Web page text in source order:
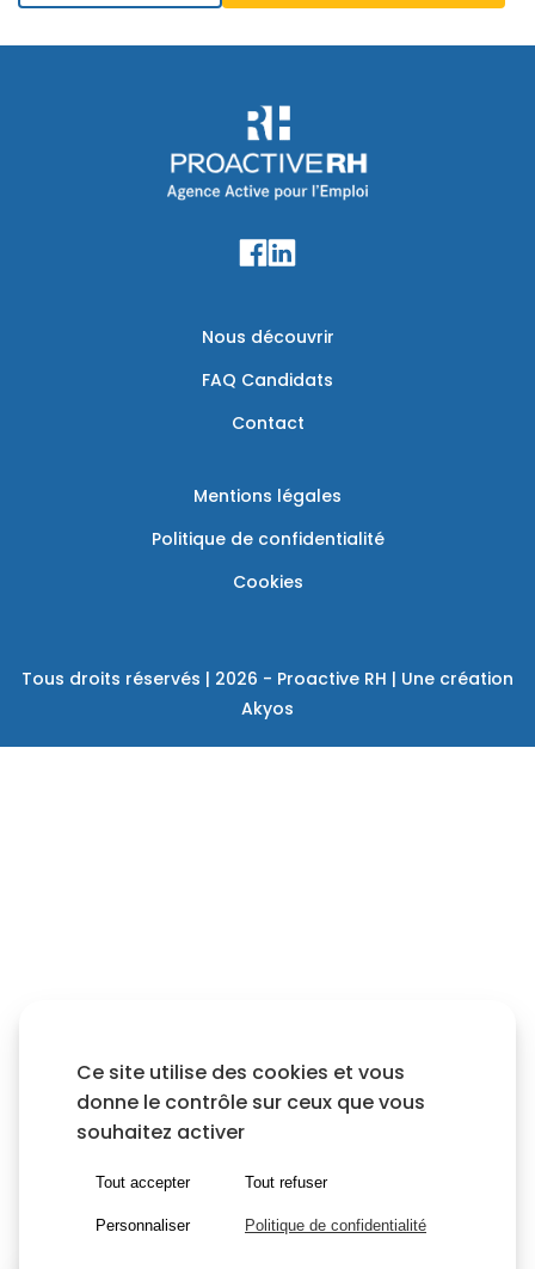
Nous découvrir
FAQ Candidats
Contact
Mentions légales
Politique de confidentialité
Cookies
Tous droits réservés | 2026 - Proactive RH | Une création
Akyos
Ce site utilise des cookies et vous
donne le contrôle sur ceux que vous
souhaitez activer
Tout accepter Tout refuser
Personnaliser Politique de confidentialité